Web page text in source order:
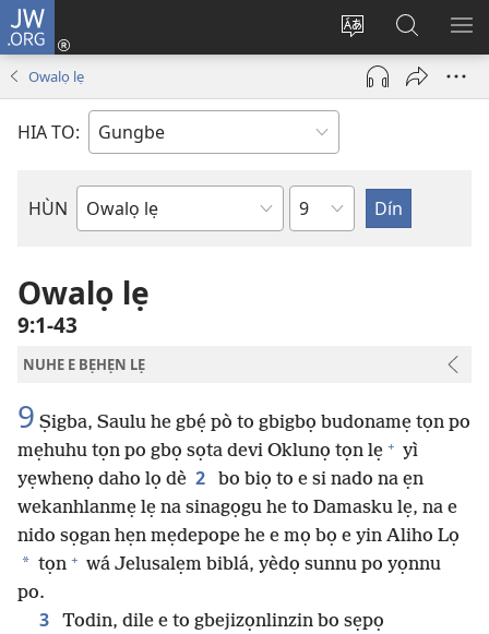
JW.ORG
Diọ
ogbè
nọtẹn
Hùn
Adà
Towe
(opens
new
Dín
to
JW.ORG
Owalọ lẹ
HIA TO:
HÙN
Bible
Weta
Owalọ lẹ
9:1-43
NUHE E BẸHẸN LẸ
9 Ṣigba, Saulu he gbẹ́ pò to gbigbọ budonamẹ tọn po
mẹhuhu tọn po gbọ sọta devi Oklunọ tọn lẹ + yì
yẹwhenọ daho lọ dè 2
bo biọ to e si nado na ẹn
wekanhlanmẹ lẹ na sinagọgu he to Damasku lẹ, na e
nido sọgan hẹn mẹdepope he e mọ bọ e yin Aliho Lọ
* tọn + wá Jelusalẹm biblá, yèdọ sunnu po yọnnu
po.
3
Todin, dile e to gbejizọnlinzin bo sẹpọ